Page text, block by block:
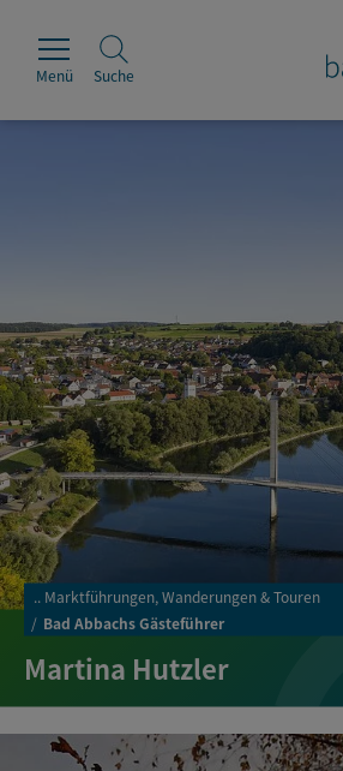
Leben & Wohnen
Wirtschaft & Handel
Menü Suche
.. Marktführungen, Wanderungen & Touren
Bad Abbachs Gästeführer
Martina Hutzler